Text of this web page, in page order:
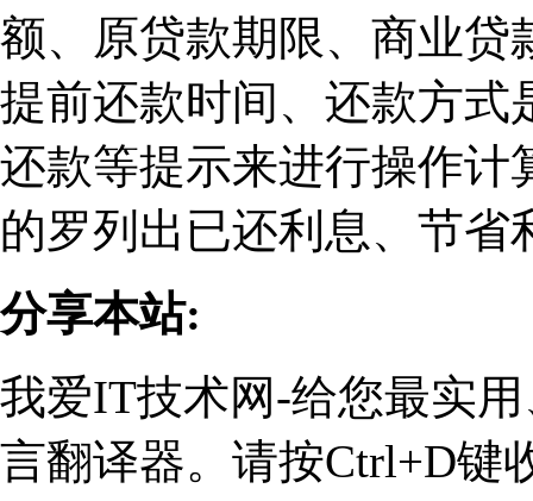
额、原贷款期限、商业贷
提前还款时间、还款方式
还款等提示来进行操作计
的罗列出已还利息、节省
分享本站:
我爱IT技术网-给您最实
言翻译器。请按Ctrl+D键